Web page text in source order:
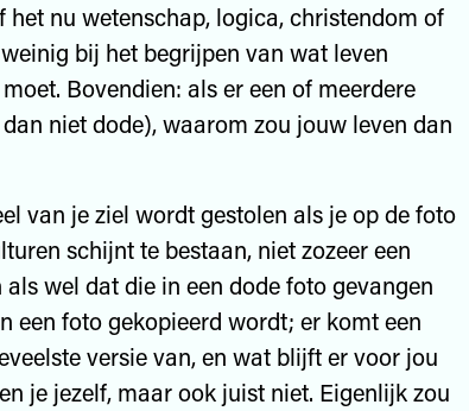
het nu wetenschap, logica, christendom of
bij het begrijpen van wat leven
Bovendien: als er een of meerdere
niet dode), waarom zou jouw leven dan
van je ziel wordt gestolen als je op de foto
schijnt te bestaan, niet zozeer een
wel dat die in een dode foto gevangen
een foto gekopieerd wordt; er komt een
versie van, en wat blijft er voor jou
je jezelf, maar ook juist niet. Eigenlijk zou